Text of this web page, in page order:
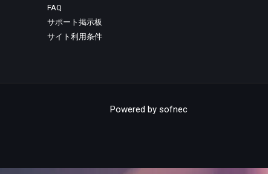
FAQ
サポート掲示板
サイト利用条件
Powered by sofnec